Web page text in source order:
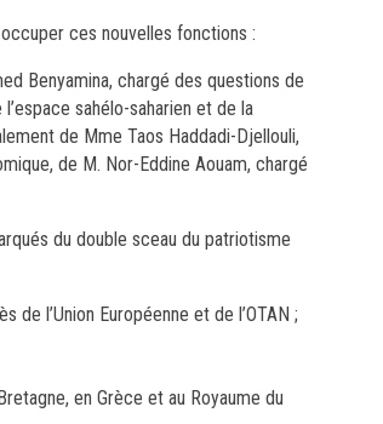
ces nouvelles fonctions :
Benyamina, chargé des questions de
sahélo-saharien et de la
de Mme Taos Haddadi-Djellouli,
de M. Nor-Eddine Aouam, chargé
du double sceau du patriotisme
l’Union Européenne et de l’OTAN ;
en Grèce et au Royaume du